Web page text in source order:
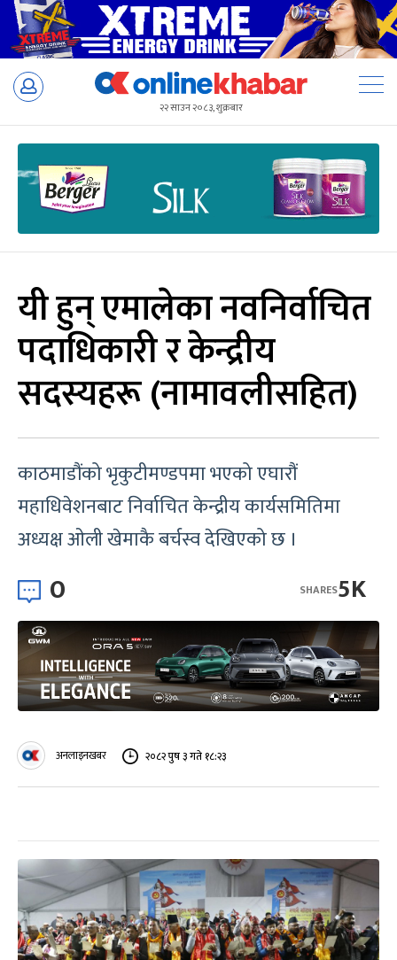
Skip
२२ साउन २०८३, शुक्रबार
यी हुन् एमालेका नवनिर्वाचित
पदाधिकारी र केन्द्रीय
सदस्यहरू (नामावलीसहित)
काठमाडौंको भृकुटीमण्डपमा भएको एघारौं
महाधिवेशनबाट निर्वाचित केन्द्रीय कार्यसमितिमा
अध्यक्ष ओली खेमाकै बर्चस्व देखिएको छ ।
0 5K
SHARES
अनलाइनखबर २०८२ पुष ३ गते १८:२३